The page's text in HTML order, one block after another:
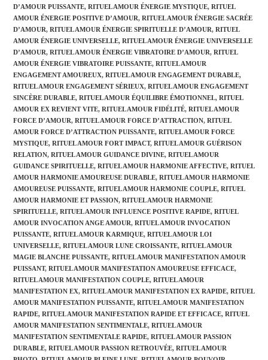
D’AMOUR PUISSANTE, RITUEL AMOUR ÉNERGIE MYSTIQUE, RITUEL
AMOUR ÉNERGIE POSITIVE D’AMOUR, RITUEL AMOUR ÉNERGIE SACRÉE
D’AMOUR, RITUEL AMOUR ÉNERGIE SPIRITUELLE D’AMOUR, RITUEL
AMOUR ÉNERGIE UNIVERSELLE, RITUEL AMOUR ÉNERGIE UNIVERSELLE
D’AMOUR, RITUEL AMOUR ÉNERGIE VIBRATOIRE D’AMOUR, RITUEL
AMOUR ÉNERGIE VIBRATOIRE PUISSANTE, RITUEL AMOUR
ENGAGEMENT AMOUREUX, RITUEL AMOUR ENGAGEMENT DURABLE,
RITUEL AMOUR ENGAGEMENT SÉRIEUX, RITUEL AMOUR ENGAGEMENT
SINCÈRE DURABLE, RITUEL AMOUR ÉQUILIBRE ÉMOTIONNEL, RITUEL
AMOUR EX REVIENT VITE, RITUEL AMOUR FIDÉLITÉ, RITUEL AMOUR
FORCE D’AMOUR, RITUEL AMOUR FORCE D’ATTRACTION, RITUEL
AMOUR FORCE D’ATTRACTION PUISSANTE, RITUEL AMOUR FORCE
MYSTIQUE, RITUEL AMOUR FORT IMPACT, RITUEL AMOUR GUÉRISON
RELATION, RITUEL AMOUR GUIDANCE DIVINE, RITUEL AMOUR
GUIDANCE SPIRITUELLE, RITUEL AMOUR HARMONIE AFFECTIVE, RITUEL
AMOUR HARMONIE AMOUREUSE DURABLE, RITUEL AMOUR HARMONIE
AMOUREUSE PUISSANTE, RITUEL AMOUR HARMONIE COUPLE, RITUEL
AMOUR HARMONIE ET PASSION, RITUEL AMOUR HARMONIE
SPIRITUELLE, RITUEL AMOUR INFLUENCE POSITIVE RAPIDE, RITUEL
AMOUR INVOCATION ANGE AMOUR, RITUEL AMOUR INVOCATION
PUISSANTE, RITUEL AMOUR KARMIQUE, RITUEL AMOUR LOI
UNIVERSELLE, RITUEL AMOUR LUNE CROISSANTE, RITUEL AMOUR
MAGIE BLANCHE PUISSANTE, RITUEL AMOUR MANIFESTATION AMOUR
PUISSANT, RITUEL AMOUR MANIFESTATION AMOUREUSE EFFICACE,
RITUEL AMOUR MANIFESTATION COUPLE, RITUEL AMOUR
MANIFESTATION EX, RITUEL AMOUR MANIFESTATION EX RAPIDE, RITUEL
AMOUR MANIFESTATION PUISSANTE, RITUEL AMOUR MANIFESTATION
RAPIDE, RITUEL AMOUR MANIFESTATION RAPIDE ET EFFICACE, RITUEL
AMOUR MANIFESTATION SENTIMENTALE, RITUEL AMOUR
MANIFESTATION SENTIMENTALE RAPIDE, RITUEL AMOUR PASSION
DURABLE, RITUEL AMOUR PASSION RETROUVÉE, RITUEL AMOUR